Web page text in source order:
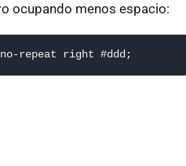
ocupando menos espacio:
repeat right #ddd;